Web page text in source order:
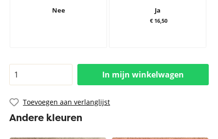
Nee Ja
€ 16,50
In mijn winkelwagen
Toevoegen aan verlanglijst
Andere kleuren